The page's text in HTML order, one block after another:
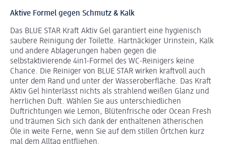
Aktive Formel gegen Schmutz & Kalk
Das BLUE STAR Kraft Aktiv Gel garantiert eine hygienisch
saubere Reinigung der Toilette. Hartnäckiger Urinstein, Kalk
und andere Ablagerungen haben gegen die
selbstaktivierende 4in1-Formel des WC-Reinigers keine
Chance. Die Reiniger von BLUE STAR wirken kraftvoll auch
unter dem Rand und unter der Wasseroberfläche. Das Kraft
Aktiv Gel hinterlässt nichts als strahlend weißen Glanz und
herrlichen Duft. Wählen Sie aus unterschiedlichen
Duftrichtungen wie Lemon, Blütenfrische oder Ocean Fresh
und träumen Sich sich dank der enthaltenen ätherischen
Öle in weite Ferne, wenn Sie auf dem stillen Örtchen kurz
mal dem Alltag entfliehen.